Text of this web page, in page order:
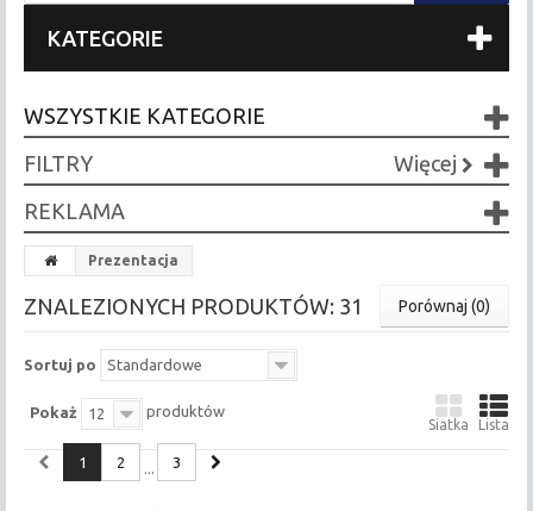
KATEGORIE
WSZYSTKIE KATEGORIE
FILTRY
Więcej
REKLAMA
Prezentacja
ZNALEZIONYCH PRODUKTÓW: 31 Porównaj (0)
Sortuj po Standardowe
Pokaż 12 produktów
Siatka Lista
1 2 ... 3